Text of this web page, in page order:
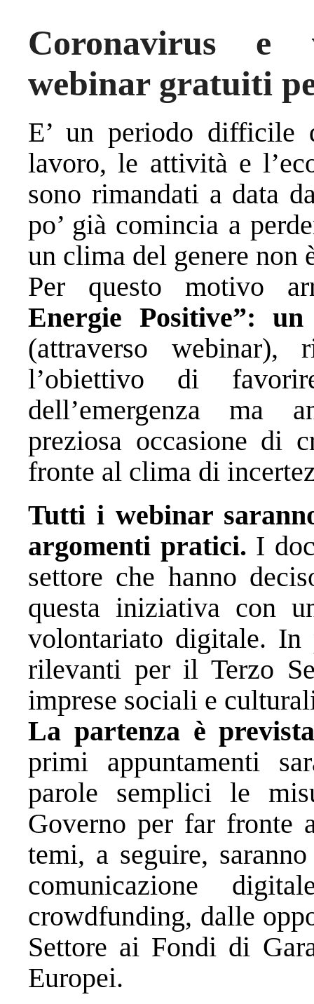
Coronavirus e
webinar gratuiti
E’ un periodo difficile
lavoro, le attività e
sono rimandati a data
po’ già comincia a
un clima del genere non
Per questo motivo
Energie Positive”:
(attraverso
l’obiettivo di
dell’emergenza ma
preziosa occasione di
fronte al clima di
Tutti i webinar
argomenti pratici. I
settore che hanno
questa iniziativa con
volontariato digitale. In
rilevanti per il Terzo
imprese sociali e
La partenza è
primi appuntamenti
parole semplici le
Governo per far fronte
temi, a seguire,
comunicazione
crowdfunding, dalle
Settore ai Fondi di
Europei.